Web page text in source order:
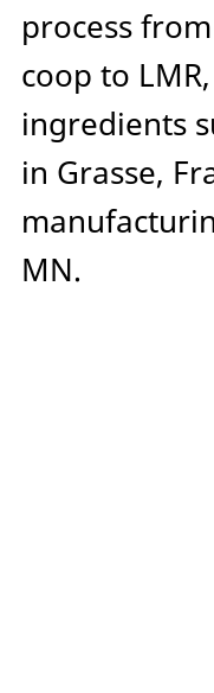
process
coop to
ingredients
in Grasse,
MN.